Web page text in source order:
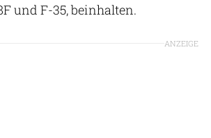
und F-35, beinhalten.
ANZEIGE